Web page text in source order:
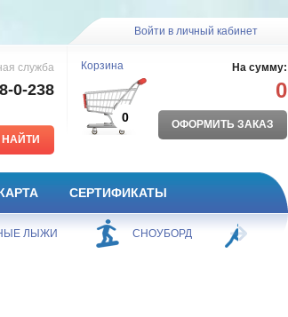
Войти в личный кабинет
служба
0-238
Корзина
0
На сумму:
0
ОФОРМИТЬ ЗАКАЗ
СЕРТИФИКАТЫ
ЛЫЖИ СНОУБОРД